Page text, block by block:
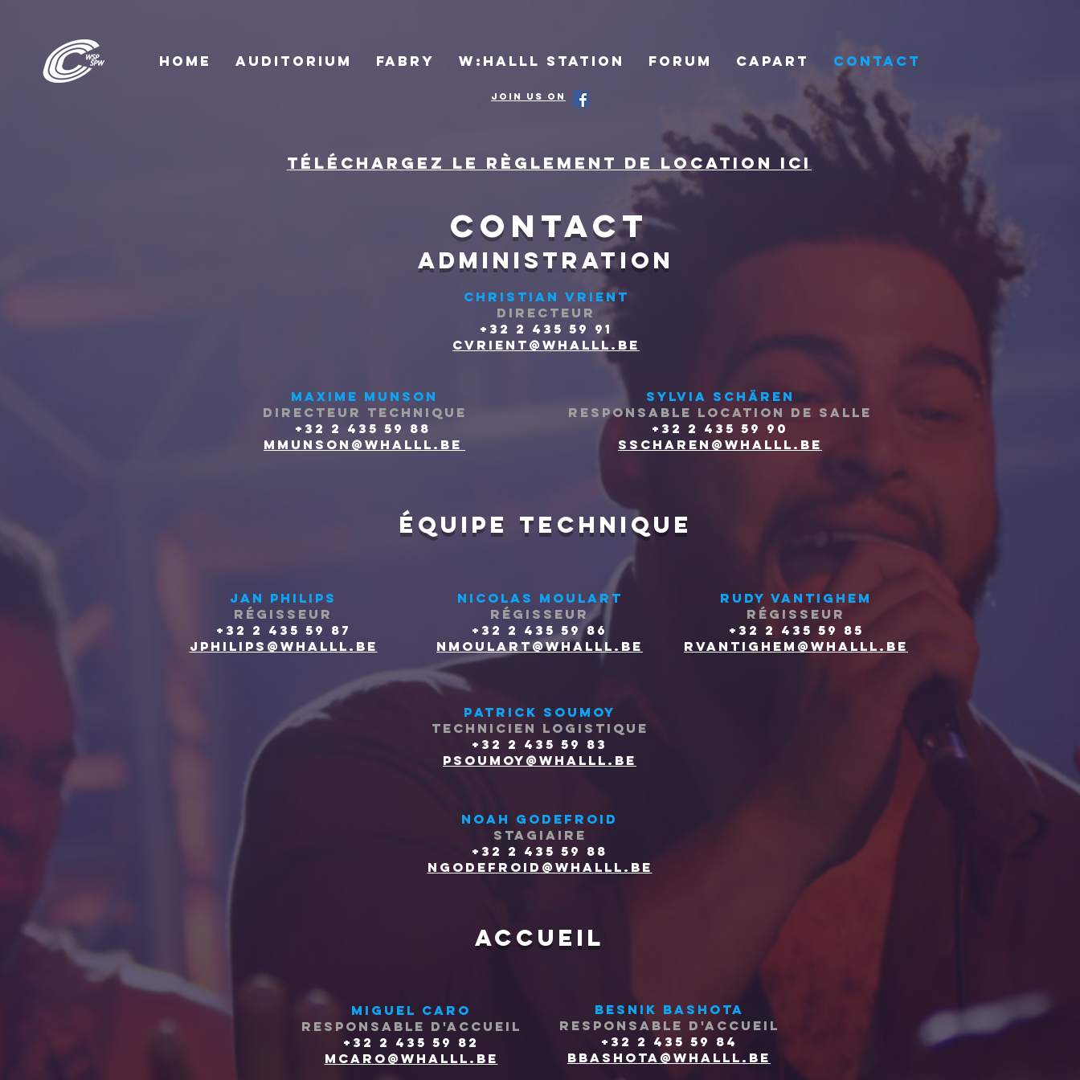
HOME AUDITORIUM FABRY W:HALLL STATION FORUM CAPART CONTACT
Join us on
Téléchargez le règlement de location ici
Contact
ADMINISTRATION
Christian Vrient
DIRECTeur
+32 2 435 59 91
cvrient@whalll.be
MAXIME MUNSON
DIRECTeur TECHNIQUE
+32 2 435 59 88
mmunson@whalll.be
Sylvia Schären
RESPONSABLE LOCATION de salle
+32 2 435 59 90
sscharen@whalll.be
ÉQUIPE TECHNIQUE
JAN PHILIPS
RÉGISSEUR
+32 2 435 59 87
jphilips@whalll.be
Nicolas Moulart
RÉGISSEUR
+32 2 435 59 86
nmoulart@whalll.be
Rudy vantighem
RÉGISSEUR
+32 2 435 59 85
rvantighem@whalll.be
patrick soumoy
technicien logistique
+32 2 435 59 83
psoumoy@whalll.be
Noah Godefroid
stagiaire
+32 2 435 59 88
ngodefroid@wha lll.be
accueil
Miguel Caro
responsable d'accueil
+32 2 435 59 82
mcaro@whalll.be
Besnik bashota
responsable d'accueil
+32 2 435 59 84
bbashota@whalll.be